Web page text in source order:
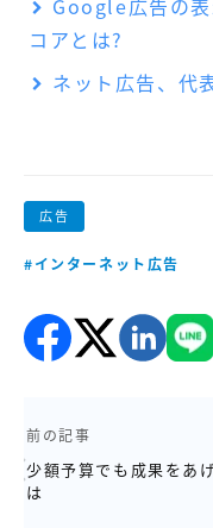
広告
#インターネット広告
前の記事
少額予算でも成果をあ
は
Google広告の
コアとは?
ネット広告、代